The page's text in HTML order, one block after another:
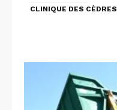
CLINIQUE DES CÈDRES